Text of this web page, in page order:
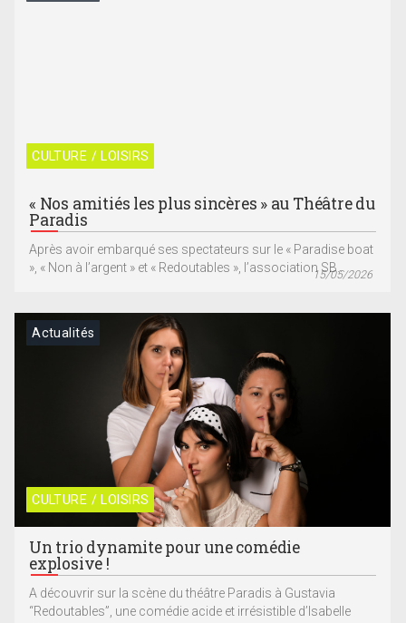
CULTURE / LOISIRS
« Nos amitiés les plus sincères » au Théâtre du
Paradis
Après avoir embarqué ses spectateurs sur le « Paradise boat
», « Non à l’argent » et « Redoutables », l’association SB...15/05/2026
CULTURE / LOISIRS
Actualités
Un trio dynamite pour une comédie
explosive !
A découvrir sur la scène du théâtre Paradis à Gustavia
“Redoutables”, une comédie acide et irrésistible d’Isabelle